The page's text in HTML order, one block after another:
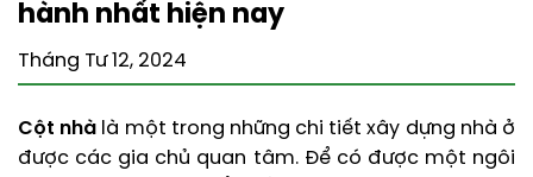
hành nhất hiện nay
Tháng Tư 12, 2024
Cột nhà là một trong những chi tiết xây dựng nhà ở
được các gia chủ quan tâm. Để có được một ngôi